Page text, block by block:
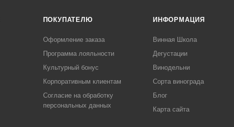
ПОКУПАТЕЛЮ
Оформление заказа
Программа лояльности
Культурный бонус
Корпоративным клиентам
Согласие на обработку
персональных данных
ИНФОРМАЦИЯ
Винная Школа
Дегустации
Винодельни
Сорта винограда
Блог
Карта сайта